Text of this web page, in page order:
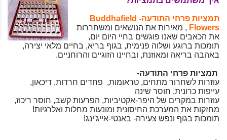
תמציות פרחי התודעה- Buddhafield
Flowers , מאירות את הנושאים ומשחררות
את הכאבים שאנו פוגשים בחיי היום יום,
תומכות ברוגע ושלוה פנימית, בגוף בריא, בחיים מלאי יצירה,
באהבה בריאה ומאוזנת, ובחיינו הזוגיים והרוחניים.
תמציות פרחי התודעה-
עוזרות לשחרור מתחים, טראומות, פחדים חרדות, דיכאון,
עייפות כרונית, חוסר שינה
עוזרות במקרים של היפר-אקטיביות, הפרעות קשב, חוסר ריכוז,
מחזקות את המערכת החיסונית ומונעות מחלות ואלרגיות!
תומכות בגוף ונפש צעירה- באנטי-אייג'ינג!